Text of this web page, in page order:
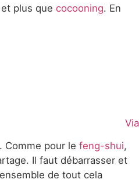
plus que cocooning. En
Via
Comme pour le feng-shui,
Il faut débarrasser et
de tout cela